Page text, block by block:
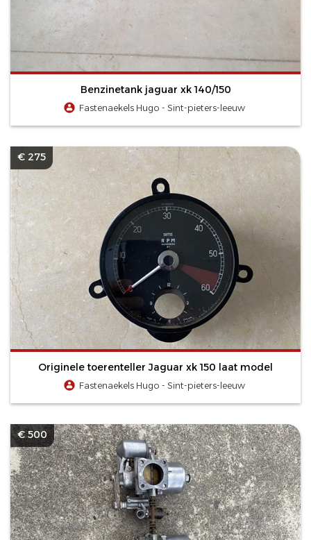
Benzinetank jaguar xk 140/150
Fastenaekels Hugo - Sint-pieters-leeuw
€ 275
Originele toerenteller Jaguar xk 150 laat model
Fastenaekels Hugo - Sint-pieters-leeuw
€ 500